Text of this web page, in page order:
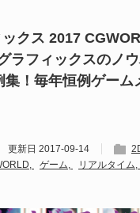
クス 2017
ラフィックスのノ
！毎年恒例ゲーム
更新日 2017-09-14
ゲーム リアルタイム